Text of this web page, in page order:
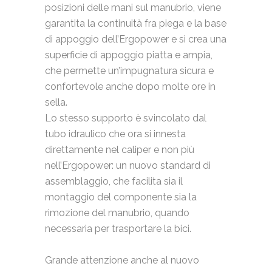
posizioni delle mani sul manubrio, viene
garantita la continuità fra piega e la base
di appoggio dell’Ergopower e si crea una
superficie di appoggio piatta e ampia,
che permette un’impugnatura sicura e
confortevole anche dopo molte ore in
sella.
Lo stesso supporto è svincolato dal
tubo idraulico che ora si innesta
direttamente nel caliper e non più
nell’Ergopower: un nuovo standard di
assemblaggio, che facilita sia il
montaggio del componente sia la
rimozione del manubrio, quando
necessaria per trasportare la bici.
Grande attenzione anche al nuovo